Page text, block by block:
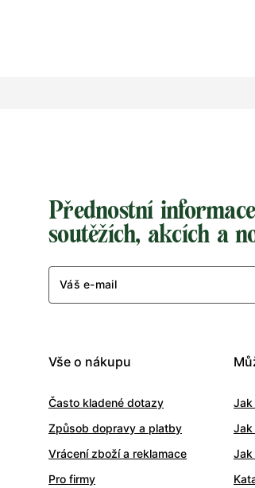
Přednostní
soutěžích, akcích a
Váš e-mail
Vše o nákupu
Často kladené dotazy
Způsob dopravy a platby
Vrácení zboží a reklamace
Pro firmy
Jak
Jak